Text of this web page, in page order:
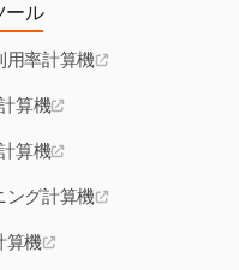
ール
用率計算機
算機
算機
ング計算機
算機